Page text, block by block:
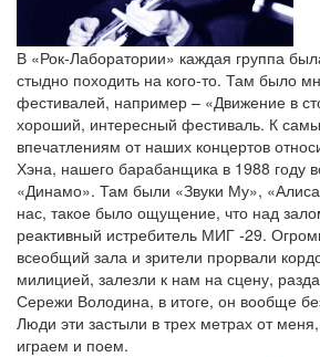
В «Рок-Лаборатории» каждая группа
стыдно походить на кого-то. Там было
фестивалей, например – «Движение в
хороший, интересный фестиваль. К
впечатлениям от наших концертов
Хэна, нашего барабанщика в 1988 году
«Динамо». Там были «Звуки Му»,
нас, такое было ощущение, что над
реактивный истребитель МИГ -29.
всеобщий зала и зрители прорвали
милицией, залезли к нам на сцену,
Сережи Володина, в итоге, он вообще
Люди эти застыли в трех метрах от
играем и поем.